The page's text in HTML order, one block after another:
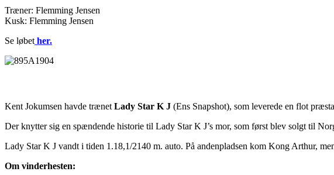
Træner: Flemming Jensen
Kusk: Flemming Jensen
Se løbet her.
Kent Jokumsen havde trænet Lady Star K J (Ens Snapshot), som leverede en flot
Der knytter sig en spændende historie til Lady Star K J’s mor, som først blev solgt til
Lady Star K J vandt i tiden 1.18,1/2140 m. auto. På andenpladsen kom Kong Arthur,
Om vinderhesten: